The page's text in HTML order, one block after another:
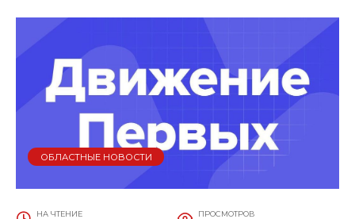
ОБЛАСТНЫЕ НОВОСТИ
НА ЧТЕНИЕ ПРОСМОТРОВ